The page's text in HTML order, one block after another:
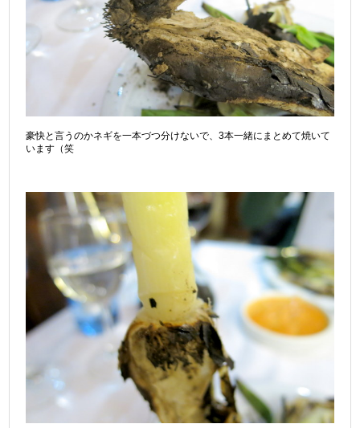
豪快と言うのかネギを一本づつ分けないで、3本一緒にまとめて焼いて
います（笑